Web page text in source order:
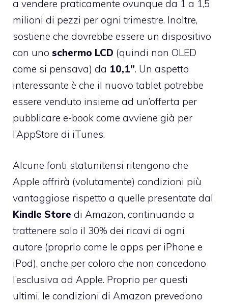
a vendere praticamente ovunque da 1 a 1,5
milioni di pezzi per ogni trimestre. Inoltre,
sostiene che dovrebbe essere un dispositivo
con uno schermo LCD (quindi non OLED
come si pensava) da 10,1”. Un aspetto
interessante è che il nuovo tablet potrebbe
essere venduto insieme ad un’offerta per
pubblicare e-book come avviene già per
l’AppStore di iTunes.
Alcune fonti statunitensi ritengono che
Apple offrirà (volutamente) condizioni più
vantaggiose rispetto a quelle presentate dal
Kindle Store di Amazon, continuando a
trattenere solo il 30% dei ricavi di ogni
autore (proprio come le apps per iPhone e
iPod), anche per coloro che non concedono
l’esclusiva ad Apple. Proprio per questi
ultimi, le condizioni di Amazon prevedono